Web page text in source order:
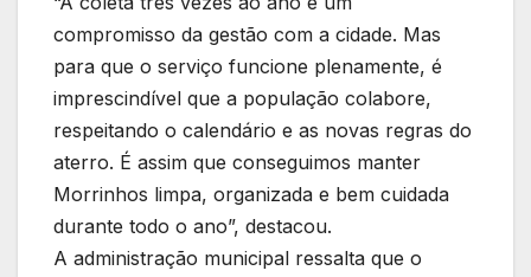
compromisso da gestão com a cidade. Mas
para que o serviço funcione plenamente, é
imprescindível que a população colabore,
respeitando o calendário e as novas regras do
aterro. É assim que conseguimos manter
Morrinhos limpa, organizada e bem cuidada
durante todo o ano”, destacou.
A administração municipal ressalta que o